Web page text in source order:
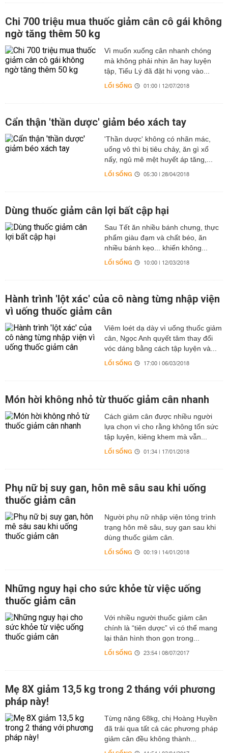
Chi 700 triệu mua thuốc giảm cân cô gái không
ngờ tăng thêm 50 kg
Vì muốn xuống cân nhanh chóng
mà không phải nhịn ăn hay luyện
tập, Tiểu Lý đã đặt hi vọng vào...
LỐI SỐNG 01:00 | 12/07/2018
Cẩn thận 'thần dược' giảm béo xách tay
'Thần dược' không có nhãn mác,
uống vô thì bị tiêu chảy, ăn gì xổ
nấy, ngủ mê mệt huyết áp tăng,...
LỐI SỐNG 05:30 | 28/04/2018
Dùng thuốc giảm cân lợi bất cập hại
Sau Tết ăn nhiều bánh chưng, thực
phẩm giàu đạm và chất béo, ăn
nhiều bánh kẹo... khiến không...
LỐI SỐNG 10:00 | 12/03/2018
Hành trình 'lột xác' của cô nàng từng nhập viện
vì uống thuốc giảm cân
Viêm loét dạ dày vì uống thuốc giảm
cân, Ngọc Anh quyết tâm thay đổi
vóc dáng bằng cách tập luyện và...
LỐI SỐNG 17:00 | 06/03/2018
Món hời không nhỏ từ thuốc giảm cân nhanh
Cách giảm cân được nhiều người
lựa chọn vì cho rằng không tốn sức
tập luyện, kiêng khem mà vẫn...
LỐI SỐNG 01:34 | 17/01/2018
Phụ nữ bị suy gan, hôn mê sâu sau khi uống
thuốc giảm cân
Người phụ nữ nhập viện tỏng trình
trạng hôn mê sâu, suy gan sau khi
dùng thuốc giảm cân.
LỐI SỐNG 00:19 | 14/01/2018
Những nguy hại cho sức khỏe từ việc uống
thuốc giảm cân
Với nhiều người thuốc giảm cân
chính là “tiên dược” vì có thể mang
lại thân hình thon gọn trong...
LỐI SỐNG 23:54 | 08/07/2017
Mẹ 8X giảm 13,5 kg trong 2 tháng với phương
pháp này!
Từng nặng 68kg, chị Hoàng Huyền
đã trải qua tất cả các phương pháp
giảm cân đều không thành...